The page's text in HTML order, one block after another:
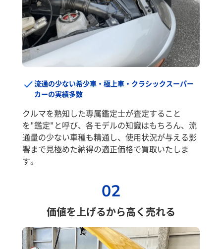
流通の少ない希少車・極上車・クラシックスーパー
カーの実績多数
クルマを熟知した専属鑑定士が査定すること
を"鑑定"と呼び、各モデルの知識はもちろん、流
通量の少ない車種も精通し、使用状況が与える影
響まで見極めた納得の適正価格で買取いたしま
す。
02
価値を上げるから高く売れる